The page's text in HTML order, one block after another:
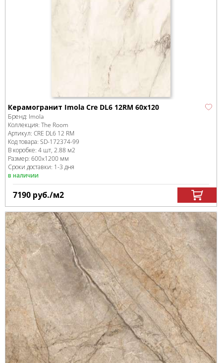
Керамогранит Imola Cre DL6 12RM 60x120
Бренд: Imola
Коллекция: The Room
Артикул: CRE DL6 12 RM
Код товара: SD-172374-99
В коробке: 4 шт, 2.88 м2
Размер: 600x1200 мм
Сроки доставки: 1-3 дня
в наличии
7190 руб./м2